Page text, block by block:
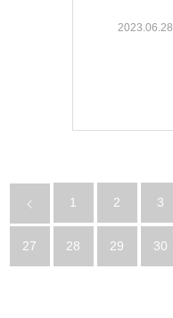
2023.06.28
1 2 3
27 28 29 30